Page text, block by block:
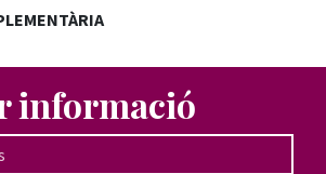
informació